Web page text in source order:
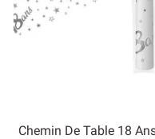
Chemin De Table 18